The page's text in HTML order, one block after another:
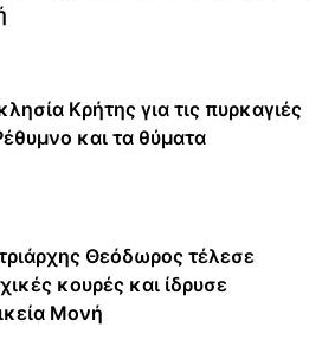
Κρήτης για τις πυρκαγιές
και τα θύματα
Θεόδωρος τέλεσε
κουρές και ίδρυσε
Μονή